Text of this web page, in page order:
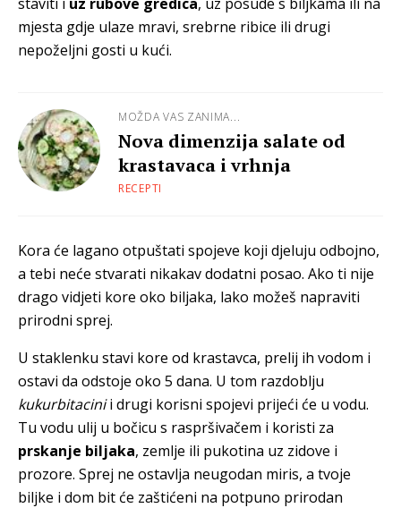
mjesta gdje ulaze mravi, srebrne ribice ili drugi
nepoželjni gosti u kući.
MOŽDA VAS ZANIMA...
Nova dimenzija salate od
krastavaca i vrhnja
RECEPTI
Kora će lagano otpuštati spojeve koji djeluju odbojno,
a tebi neće stvarati nikakav dodatni posao. Ako ti nije
drago vidjeti kore oko biljaka, lako možeš napraviti
prirodni sprej.
U staklenku stavi kore od krastavca, prelij ih vodom i
ostavi da odstoje oko 5 dana. U tom razdoblju
kukurbitacinii drugi korisni spojevi prijeći će u vodu.
Tu vodu ulij u bočicu s raspršivačem i koristi za
prskanje biljaka, zemlje ili pukotina uz zidove i
prozore. Sprej ne ostavlja neugodan miris, a tvoje
biljke i dom bit će zaštićeni na potpuno prirodan